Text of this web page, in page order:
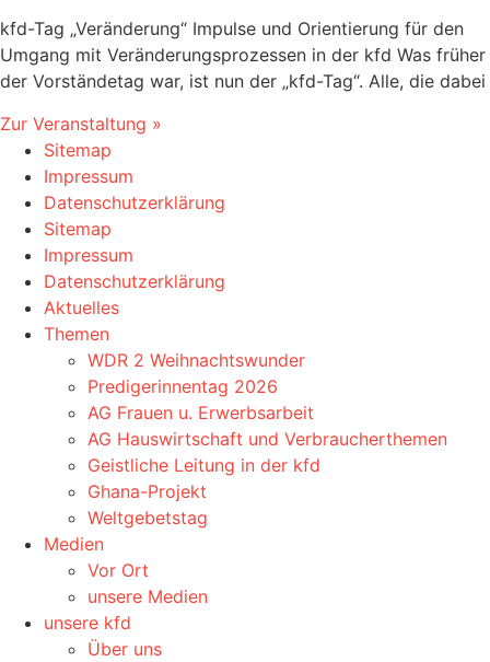
kfd-Tag „Veränderung“ Impulse und Orientierung für den
Umgang mit Veränderungsprozessen in der kfd Was früher
der Vorständetag war, ist nun der „kfd-Tag“. Alle, die dabei
Zur Veranstaltung »
Sitemap
Impressum
Datenschutzerklärung
Sitemap
Impressum
Datenschutzerklärung
Aktuelles
Themen
WDR 2 Weihnachtswunder
Predigerinnentag 2026
AG Frauen u. Erwerbsarbeit
AG Hauswirtschaft und Verbraucherthemen
Geistliche Leitung in der kfd
Ghana-Projekt
Weltgebetstag
Medien
Vor Ort
unsere Medien
unsere kfd
Über uns